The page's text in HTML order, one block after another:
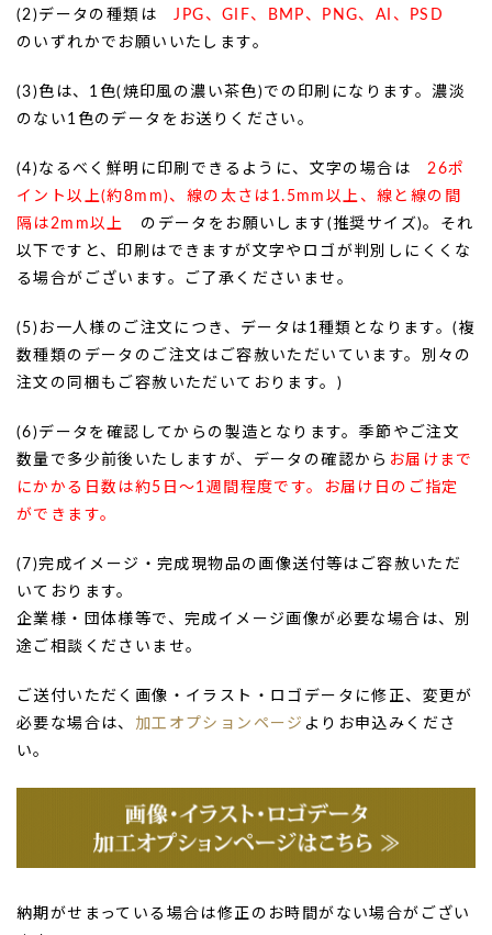
(2)データの種類はJPG、GIF、BMP、PNG、AI、PSD
のいずれかでお願いいたします。
(3)色は、1色(焼印風の濃い茶色)での印刷になります。濃淡
のない1色のデータをお送りください。
(4)なるべく鮮明に印刷できるように、文字の場合は26ポ
イント以上(約8mm)、線の太さは1.5mm以上、線と線の間
隔は2mm以上
のデータをお願いします(推奨サイズ)。それ
以下ですと、印刷はできますが文字やロゴが判別しにくくな
る場合がございます。ご了承くださいませ。
(5)お一人様のご注文につき、データは1種類となります。(複
数種類のデータのご注文はご容赦いただいています。別々の
注文の同梱もご容赦いただいております。)
(6)データを確認してからの製造となります。季節やご注文
数量で多少前後いたしますが、データの確認から お届けまで
にかかる日数は約5日～1週間程度です。お届け日のご指定
ができます。
(7)完成イメージ・完成現物品の画像送付等はご容赦いただ
いております。
企業様・団体様等で、完成イメージ画像が必要な場合は、別
途ご相談くださいませ。
ご送付いただく画像・イラスト・ロゴデータに修正、変更が
必要な場合は、 加工オプションページ よりお申込みくださ
い。
納期がせまっている場合は修正のお時間がない場合がござい